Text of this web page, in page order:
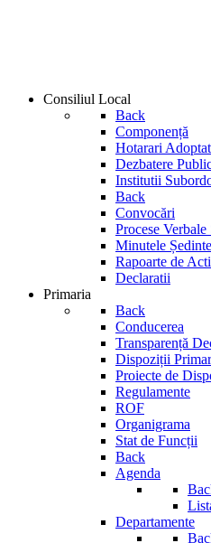
Consiliul Local
Back
Componență
Hotarari
Dezbatere
Institutii
Back
Convocări
Procese Verbale
Minutele
Rapoarte de
Declaratii
Primaria
Back
Conducerea
Transparență
Dispoziții Primar
Proiecte de
Regulamente
ROF
Organigrama
Stat de Funcții
Back
Agenda
Departamente